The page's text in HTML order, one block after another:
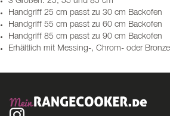
Handgriff 25 cm passt zu 30 cm Backofen
Handgriff 55 cm passt zu 60 cm Backofen
Handgriff 85 cm passt zu 90 cm Backofen
Erhältlich mit Messing-, Chrom- oder